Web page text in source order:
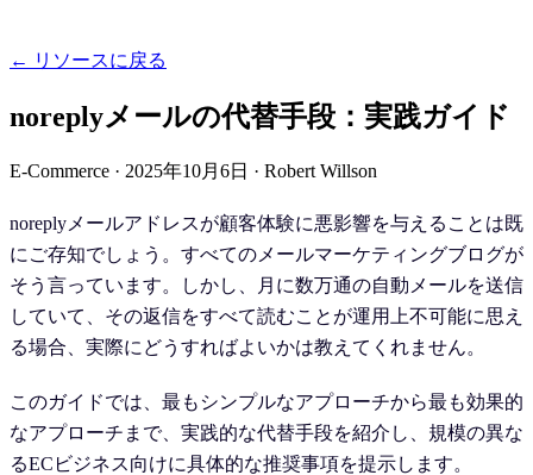
← リソースに戻る
noreplyメールの代替手段：実践ガイド
E-Commerce · 2025年10月6日 · Robert Willson
noreplyメールアドレスが顧客体験に悪影響を与えることは既
にご存知でしょう。すべてのメールマーケティングブログが
そう言っています。しかし、月に数万通の自動メールを送信
していて、その返信をすべて読むことが運用上不可能に思え
る場合、実際にどうすればよいかは教えてくれません。
このガイドでは、最もシンプルなアプローチから最も効果的
なアプローチまで、実践的な代替手段を紹介し、規模の異な
るECビジネス向けに具体的な推奨事項を提示します。